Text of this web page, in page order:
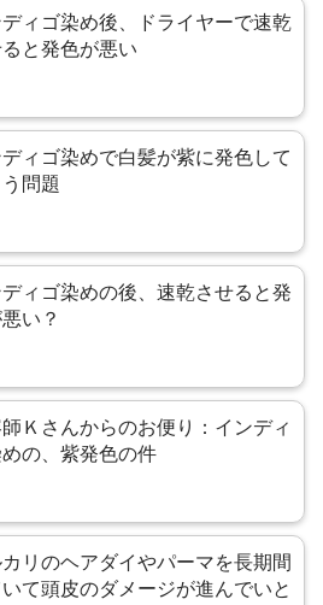
ィゴ染め後、ドライヤーで速乾
と発色が悪い
ィゴ染めで白髪が紫に発色して
問題
ィゴ染めの後、速乾させると発
い？
Ｋさんからのお便り：インディ
の、紫発色の件
リのヘアダイやパーマを長期間
て頭皮のダメージが進んでいと